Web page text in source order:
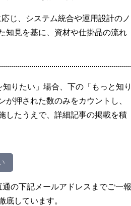
じ、システム統合や運用設計のノ
知見を基に、資材や仕掛品の流れ
りたい」場合、下の「もっと知り
押された数のみをカウントし、
したうえで、詳細記事の掲載を積
の下記メールアドレスまでご一報
しています。